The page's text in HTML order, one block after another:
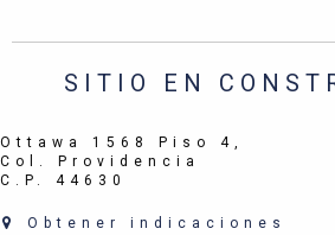
SITIO EN
Ottawa 1568 Piso 4,
Col. Providencia
C.P. 44630
Obtener indicaciones